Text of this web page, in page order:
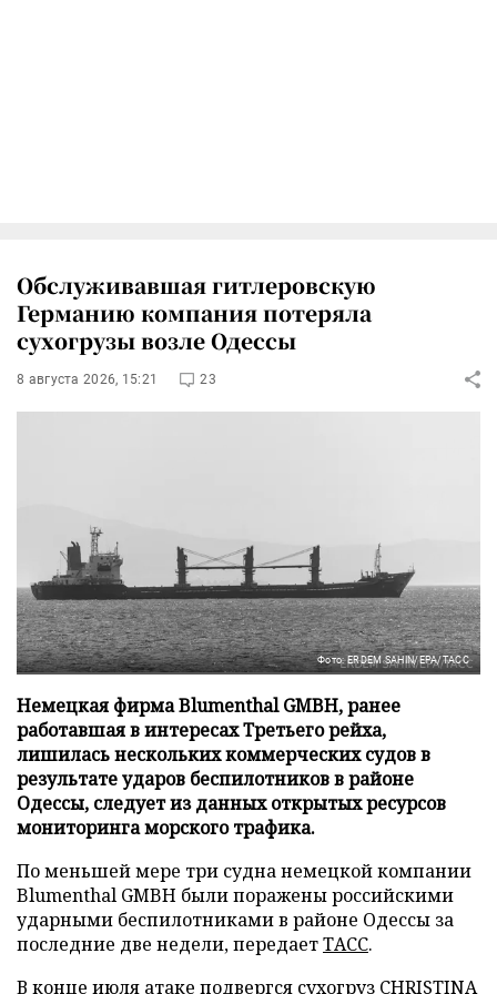
Обслуживавшая гитлеровскую
Германию компания потеряла
сухогрузы возле Одессы
8 августа 2026, 15:21 23
Фото: ERDEM SAHIN/EPA/ТАСС
Немецкая фирма Blumenthal GMBH, ранее
работавшая в интересах Третьего рейха,
лишилась нескольких коммерческих судов в
результате ударов беспилотников в районе
Одессы, следует из данных открытых ресурсов
мониторинга морского трафика.
По меньшей мере три судна немецкой компании
Blumenthal GMBH были поражены российскими
ударными беспилотниками в районе Одессы за
последние две недели, передаетТАСС.
В конце июля атаке подвергся сухогруз CHRISTINA